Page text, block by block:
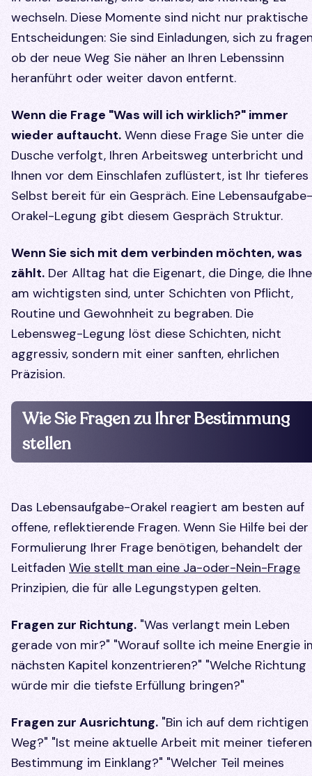
wechseln. Diese Momente sind nicht nur praktische
Entscheidungen: Sie sind Einladungen, sich zu
ob der neue Weg Sie näher an Ihren Lebenssinn
heranführt oder weiter davon entfernt.
Wenn die Frage "Was will ich wirklich?" immer
wieder auftaucht. Wenn diese Frage Sie unter die
Dusche verfolgt, Ihren Arbeitsweg unterbricht und
Ihnen vor dem Einschlafen zuflüstert, ist Ihr tieferes
Selbst bereit für ein Gespräch. Eine Lebensaufgabe-
Orakel-Legung gibt diesem Gespräch Struktur.
Wenn Sie sich mit dem verbinden möchten, was
zählt. Der Alltag hat die Eigenart, die Dinge, die
am wichtigsten sind, unter Schichten von Pflicht,
Routine und Gewohnheit zu begraben. Die
Lebensweg-Legung löst diese Schichten, nicht
aggressiv, sondern mit einer sanften, ehrlichen
Präzision.
Wie Sie Fragen zu Ihrer Bestimmung
stellen
Das Lebensaufgabe-Orakel reagiert am besten auf
offene, reflektierende Fragen. Wenn Sie Hilfe bei der
Formulierung Ihrer Frage benötigen, behandelt der
Leitfaden Wie stellt man eine Ja-oder-Nein-Frage
Prinzipien, die für alle Legungstypen gelten.
Fragen zur Richtung. "Was verlangt mein Leben
gerade von mir?" "Worauf sollte ich meine Energie
nächsten Kapitel konzentrieren?" "Welche Richtung
würde mir die tiefste Erfüllung bringen?"
Fragen zur Ausrichtung. "Bin ich auf dem richtigen
Weg?" "Ist meine aktuelle Arbeit mit meiner tieferen
Bestimmung im Einklang?" "Welcher Teil meines